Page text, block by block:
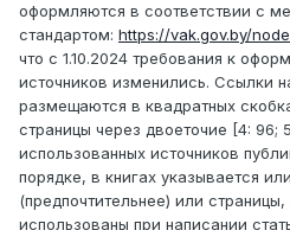
оформляются в соответствии с
стандартом: https://vak.gov.by/
что с 1.10.2024 требования к
источников изменились. Ссылки
размещаются в квадратных
страницы через двоеточие [4: 96;
использованных источников
порядке, в книгах указывается
(предпочтительнее) или
использованы при написании